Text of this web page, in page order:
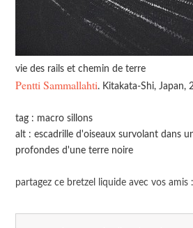
vie des rails et chemin de terre
Pentti Sammallahti. Kitakata-Shi, Japan,
tag : macro sillons
alt : escadrille d'oiseaux survolant dans
profondes d'une terre noire
partagez ce bretzel liquide avec vos amis